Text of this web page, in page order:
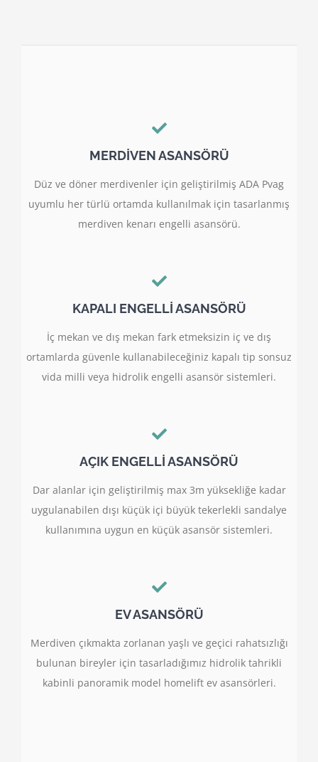
MERDİVEN ASANSÖRÜ
Düz ve döner merdivenler için geliştirilmiş ADA Pvag
uyumlu her türlü ortamda kullanılmak için tasarlanmış
merdiven kenarı engelli asansörü.
KAPALI ENGELLİ ASANSÖRÜ
İç mekan ve dış mekan fark etmeksizin iç ve dış
ortamlarda güvenle kullanabileceğiniz kapalı tip sonsuz
vida milli veya hidrolik engelli asansör sistemleri.
AÇIK ENGELLİ ASANSÖRÜ
Dar alanlar için geliştirilmiş max 3m yüksekliğe kadar
uygulanabilen dışı küçük içi büyük tekerlekli sandalye
kullanımına uygun en küçük asansör sistemleri.
EV ASANSÖRÜ
Merdiven çıkmakta zorlanan yaşlı ve geçici rahatsızlığı
bulunan bireyler için tasarladığımız hidrolik tahrikli
kabinli panoramik model homelift ev asansörleri.